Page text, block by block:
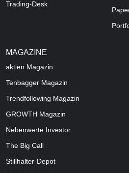
Trading-Desk
MAGAZINE
aktien Magazin
Tenbagger Magazin
Trendfollowing Magazin
GROWTH Magazin
Nebenwerte Investor
The Big Call
Stillhalter-Depot